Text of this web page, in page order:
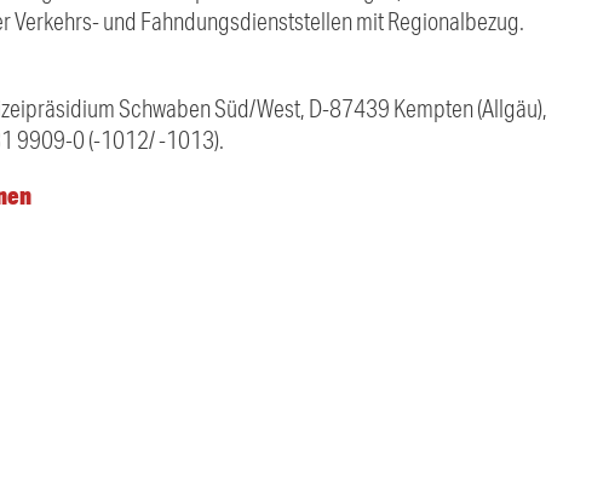
Verkehrs- und Fahndungsdienststellen mit Regionalbezug.
Schwaben Süd/West, D-87439 Kempten (Allgäu),
9909-0 (-1012/ -1013).